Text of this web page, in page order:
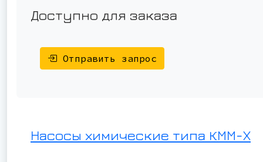
Доступно для заказа
Отправить запрос
Насосы химические типа КММ-Х